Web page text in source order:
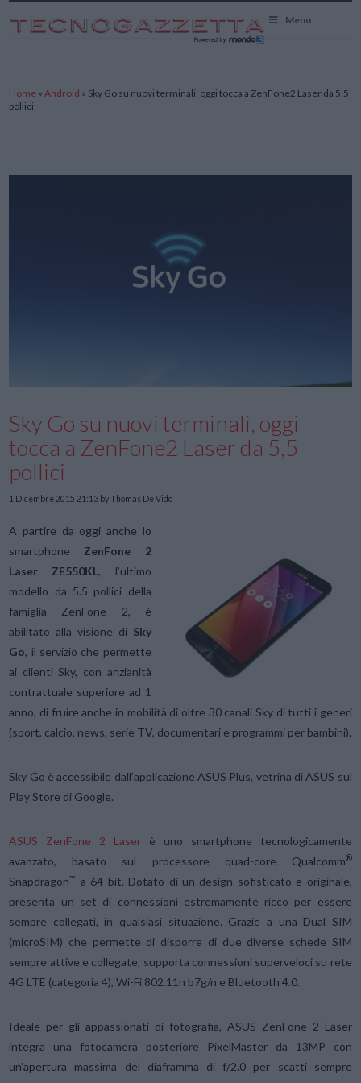
Menu
Home »Android » Sky Go su nuovi terminali, oggi tocca a ZenFone2 Laser da 5,5
pollici
Sky Go su nuovi terminali, oggi
tocca a ZenFone2 Laser da 5,5
pollici
1 Dicembre 2015 21:13 by Thomas De Vido
A partire da oggi anche lo
smartphone ZenFone 2
Laser ZE550KL, l’ultimo
modello da 5.5 pollici della
famiglia ZenFone 2, è
abilitato alla visione di Sky
Go, il servizio che permette
ai clienti Sky, con anzianità
contrattuale superiore ad 1
anno, di fruire anche in mobilità di oltre 30 canali Sky di tutti i generi
(sport, calcio, news, serie TV, documentari e programmi per bambini).
Sky Go è accessibile dall’applicazione ASUS Plus, vetrina di ASUS sul
Play Store di Google.
ASUS ZenFone 2 Laser è uno smartphone tecnologicamente
avanzato, basato sul processore quad-core Qualcomm®
Snapdragon™ a 64 bit. Dotato di un design sofisticato e originale,
presenta un set di connessioni estremamente ricco per essere
sempre collegati, in qualsiasi situazione. Grazie a una Dual SIM
(microSIM) che permette di disporre di due diverse schede SIM
sempre attive e collegate, supporta connessioni superveloci su rete
4G LTE (categoria 4), Wi-Fi 802.11n b7g/n e Bluetooth 4.0.
Ideale per gli appassionati di fotografia, ASUS ZenFone 2 Laser
integra una fotocamera posteriore PixelMaster da 13MP con
un’apertura massima del diaframma di f/2.0 per scatti sempre